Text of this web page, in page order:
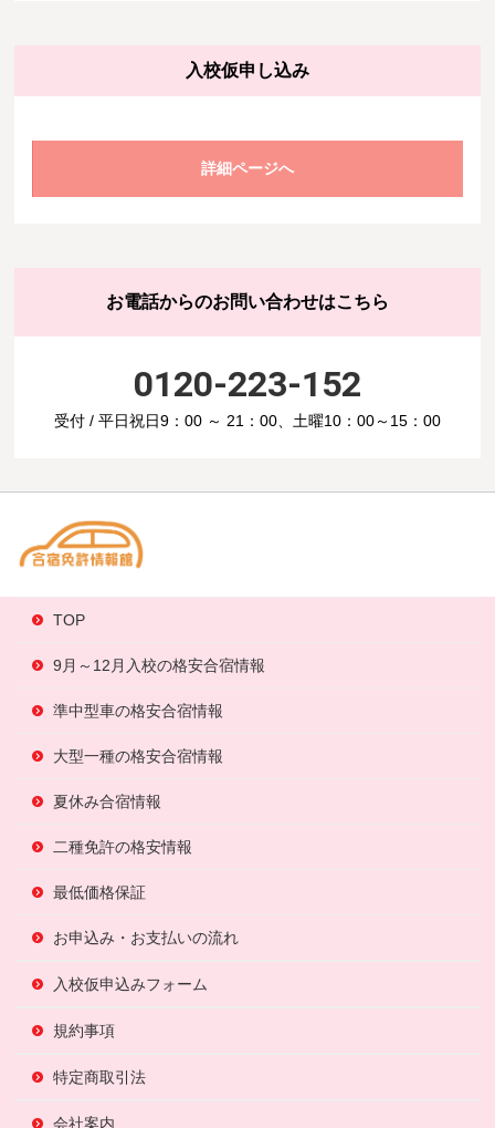
入校仮申し込み
詳細ページへ
お電話からのお問い合わせはこちら
0120-223-152
受付 / 平日祝日9：00 ～ 21：00、土曜10：00～15：00
TOP
9月～12月入校の格安合宿情報
準中型車の格安合宿情報
大型一種の格安合宿情報
夏休み合宿情報
二種免許の格安情報
最低価格保証
お申込み・お支払いの流れ
入校仮申込みフォーム
規約事項
特定商取引法
会社案内